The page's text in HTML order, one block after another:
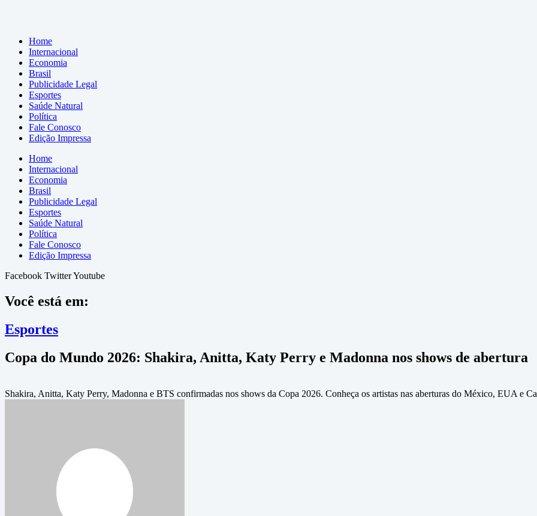
Home
Internacional
Economia
Brasil
Publicidade Legal
Esportes
Saúde Natural
Política
Fale Conosco
Edição Impressa
Home
Internacional
Economia
Brasil
Publicidade Legal
Esportes
Saúde Natural
Política
Fale Conosco
Edição Impressa
Facebook TwitterYoutube
Você está em:
Esportes
Copa do Mundo 2026: Shakira, Anitta, Katy Perry e Madonna nos shows de abertura
Shakira, Anitta, Katy Perry, Madonna e BTS confirmadas nos shows da Copa 2026. Conheça os artistas nas aberturas do México, EUA e